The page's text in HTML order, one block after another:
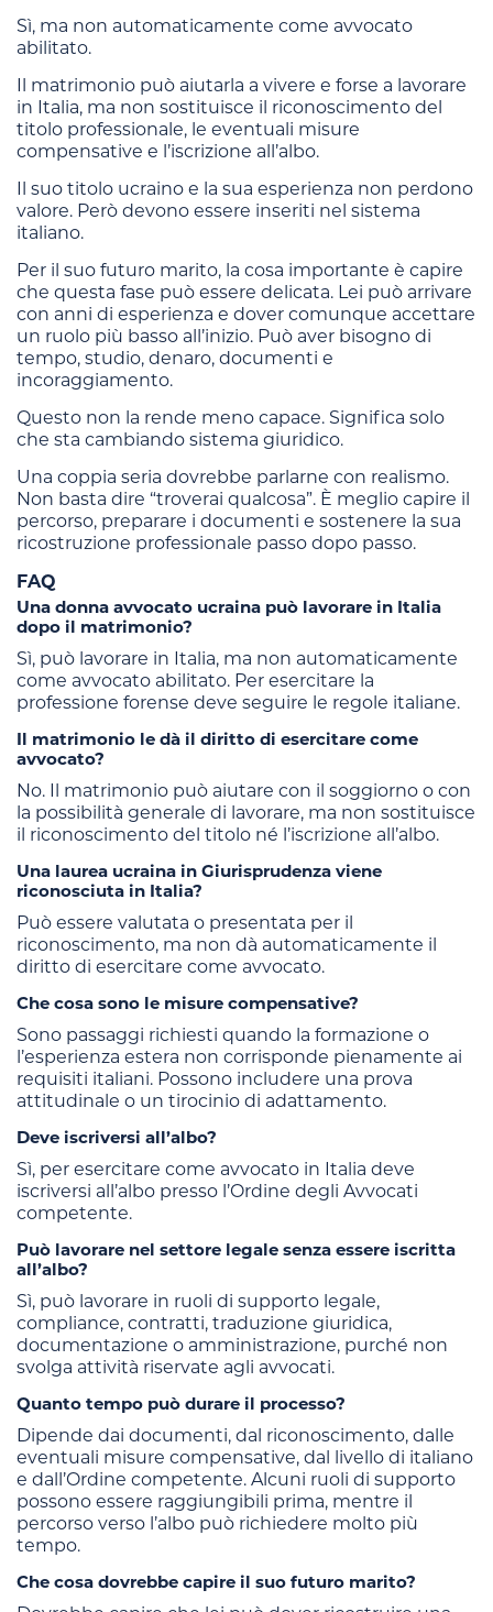
Sì, ma non automaticamente come avvocato
abilitato.
Il matrimonio può aiutarla a vivere e forse a lavorare
in Italia, ma non sostituisce il riconoscimento del
titolo professionale, le eventuali misure
compensative e l’iscrizione all’albo.
Il suo titolo ucraino e la sua esperienza non perdono
valore. Però devono essere inseriti nel sistema
italiano.
Per il suo futuro marito, la cosa importante è capire
che questa fase può essere delicata. Lei può arrivare
con anni di esperienza e dover comunque accettare
un ruolo più basso all’inizio. Può aver bisogno di
tempo, studio, denaro, documenti e
incoraggiamento.
Questo non la rende meno capace. Significa solo
che sta cambiando sistema giuridico.
Una coppia seria dovrebbe parlarne con realismo.
Non basta dire “troverai qualcosa”. È meglio capire il
percorso, preparare i documenti e sostenere la sua
ricostruzione professionale passo dopo passo.
FAQ
Una donna avvocato ucraina può lavorare in Italia
dopo il matrimonio?
Sì, può lavorare in Italia, ma non automaticamente
come avvocato abilitato. Per esercitare la
professione forense deve seguire le regole italiane.
Il matrimonio le dà il diritto di esercitare come
avvocato?
No. Il matrimonio può aiutare con il soggiorno o con
la possibilità generale di lavorare, ma non sostituisce
il riconoscimento del titolo né l’iscrizione all’albo.
Una laurea ucraina in Giurisprudenza viene
riconosciuta in Italia?
Può essere valutata o presentata per il
riconoscimento, ma non dà automaticamente il
diritto di esercitare come avvocato.
Che cosa sono le misure compensative?
Sono passaggi richiesti quando la formazione o
l’esperienza estera non corrisponde pienamente ai
requisiti italiani. Possono includere una prova
attitudinale o un tirocinio di adattamento.
Deve iscriversi all’albo?
Sì, per esercitare come avvocato in Italia deve
iscriversi all’albo presso l’Ordine degli Avvocati
competente.
Può lavorare nel settore legale senza essere iscritta
all’albo?
Sì, può lavorare in ruoli di supporto legale,
compliance, contratti, traduzione giuridica,
documentazione o amministrazione, purché non
svolga attività riservate agli avvocati.
Quanto tempo può durare il processo?
Dipende dai documenti, dal riconoscimento, dalle
eventuali misure compensative, dal livello di italiano
e dall’Ordine competente. Alcuni ruoli di supporto
possono essere raggiungibili prima, mentre il
percorso verso l’albo può richiedere molto più
tempo.
Che cosa dovrebbe capire il suo futuro marito?